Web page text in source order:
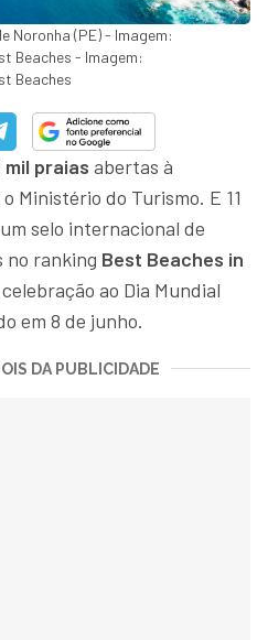
Noronha (PE) - Imagem:
Beaches - Imagem:
Beaches
mil praias abertas à
Ministério do Turismo. E 11
selo internacional de
no ranking Best Beaches in
ao Dia Mundial
em 8 de junho.
DA PUBLICIDADE